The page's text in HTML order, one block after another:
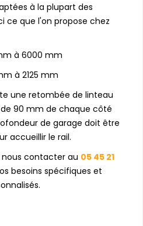
à la plupart des
ce que l'on propose chez
à 6000 mm
à 2125 mm
une retombée de linteau
90 mm de chaque côté
de garage doit être
accueillir le rail.
contacter au 05 45 21
besoins spécifiques et